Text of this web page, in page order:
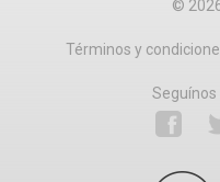
©
Términos y
Seguínos